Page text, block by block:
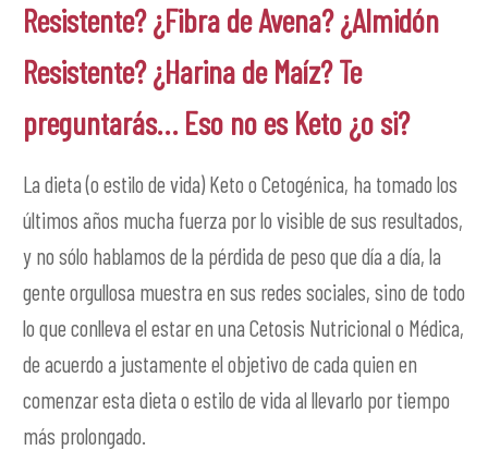
Resistente? ¿Fibra de Avena? ¿Almidón
Resistente? ¿Harina de Maíz? Te
preguntarás… Eso no es Keto ¿o si?
La dieta (o estilo de vida) Keto o Cetogénica, ha tomado los
últimos años mucha fuerza por lo visible de sus resultados,
y no sólo hablamos de la pérdida de peso que día a día, la
gente orgullosa muestra en sus redes sociales, sino de todo
lo que conlleva el estar en una Cetosis Nutricional o Médica,
de acuerdo a justamente el objetivo de cada quien en
comenzar esta dieta o estilo de vida al llevarlo por tiempo
más prolongado.